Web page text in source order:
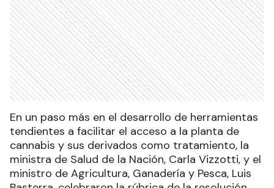
En un paso más en el desarrollo de herramientas
tendientes a facilitar el acceso a la planta de
cannabis y sus derivados como tratamiento, la
ministra de Salud de la Nación, Carla Vizzotti, y el
ministro de Agricultura, Ganadería y Pesca, Luis